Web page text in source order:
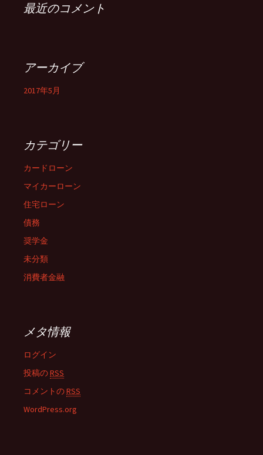
最近のコメント
アーカイブ
2017年5月
カテゴリー
カードローン
マイカーローン
住宅ローン
債務
奨学金
未分類
消費者金融
メタ情報
ログイン
投稿のRSS
コメントのRSS
WordPress.org